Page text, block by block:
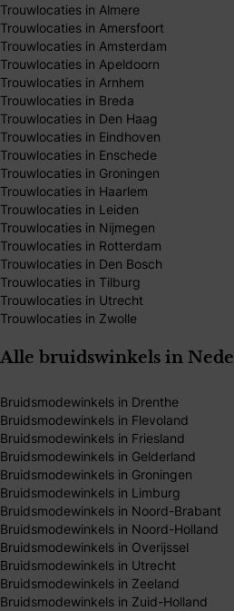
Trouwlocaties in Almere
Trouwlocaties in Amersfoort
Trouwlocaties in Amsterdam
Trouwlocaties in Apeldoorn
Trouwlocaties in Arnhem
Trouwlocaties in Breda
Trouwlocaties in Den Haag
Trouwlocaties in Eindhoven
Trouwlocaties in Enschede
Trouwlocaties in Groningen
Trouwlocaties in Haarlem
Trouwlocaties in Leiden
Trouwlocaties in Nijmegen
Trouwlocaties in Rotterdam
Trouwlocaties in Den Bosch
Trouwlocaties in Tilburg
Trouwlocaties in Utrecht
Trouwlocaties in Zwolle
Alle bruidswinkels in
Bruidsmodewinkels in Drenthe
Bruidsmodewinkels in Flevoland
Bruidsmodewinkels in Friesland
Bruidsmodewinkels in Gelderland
Bruidsmodewinkels in Groningen
Bruidsmodewinkels in Limburg
Bruidsmodewinkels in Noord-Brabant
Bruidsmodewinkels in Noord-Holland
Bruidsmodewinkels in Overijssel
Bruidsmodewinkels in Utrecht
Bruidsmodewinkels in Zeeland
Bruidsmodewinkels in Zuid-Holland